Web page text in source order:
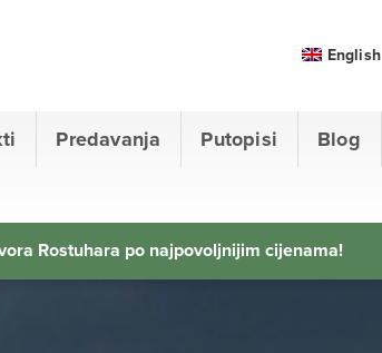
Predavanja Putopisi Blog
English
Rostuhara po najpovoljnijim cijenama!